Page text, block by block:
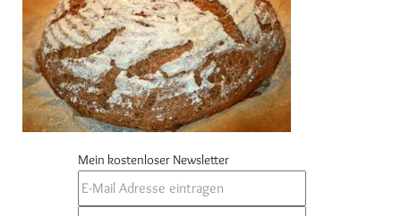
Mein kostenloser Newsletter